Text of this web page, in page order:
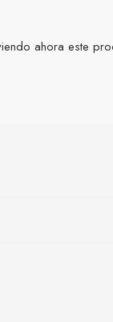
ahora este